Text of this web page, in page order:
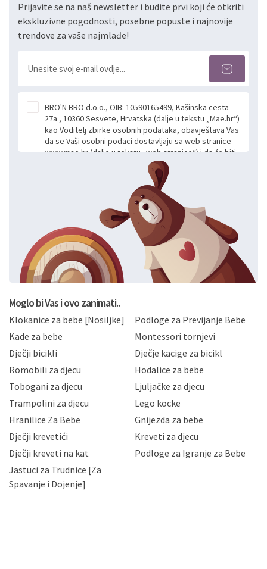
Prijavite se na naš newsletter i budite prvi koji će otkriti
ekskluzivne pogodnosti, posebne popuste i najnovije
trendove za vaše najmlađe!
BRO'N BRO d.o.o., OIB: 10590165499, Kašinska cesta
27a , 10360 Sesvete, Hrvatska (dalje u tekstu „Mae.hr“)
kao Voditelj zbirke osobnih podataka, obavještava Vas
da se Vaši osobni podaci dostavljaju sa web stranice
www.mae.hr (dalje u tekstu „web stranice“) i da će biti
obrađeni. Prihvaćanjem ove Izjave smatra se da
slobodno i izričito dajete privolu za prikupljanje i daljnju
obradu Vaših osobnih podataka koje ustupate Mae.hr
putem ovih web stranica u svrhu odgovora i daljnje
komunikacije na Vaš upit poslan kroz kontakt obrazac.
Radi se o dobrovoljnom davanju podataka te ovu
Izjavu niste dužni prihvatiti odnosno niste dužni unositi
svoje osobne podatke u jednu od prijavnih
formi/obrazaca dostupnih na ovim web stranicama.
BRO'N BRO d.o.o. će s Vašim osobnim podacima
postupati sukladno Općoj uredbi o zaštiti podataka
privatnosti i kolačića koju možete pročitati ovdje i
Hrvatske, a uvijek uz primjenu odgovarajućih tehničkih i
sigurnosnih mjera zaštite osobnih podataka od
neovlaštenog pristupa, zlouporabe, otkrivanja,
gubitka ili uništenja. Mae.hr štiti privatnost svojih
korisnika i posjetitelja web stranica, čuva povjerljivost
Vaših osobnih podataka te omogućava pristup i
priopćavanje osobnih podataka samo onim svojim
zaposlenicima kojima su isti potrebni radi provedbe
slučajevima koji su dozvoljeni zakonima. Napominjemo
da možete u svako doba, u potpunosti ili djelomice,
zatražiti prestanak aktivnosti obrade Vaših osobnih
podataka. Opoziv privole možete podnijeti poštom na
gore navedenu adresu ili e-mailom na adresu:
Moglo bi Vas i ovo zanimati..
Klokanice za bebe [Nosiljke]
Podloge za Previjanje Bebe
Kade za bebe
Montessori tornjevi
Dječji bicikli
Dječje kacige za bicikl
Romobili za djecu
Hodalice za bebe
Tobogani za djecu
Ljuljačke za djecu
Trampolini za djecu
Lego kocke
Hranilice Za Bebe
Gnijezda za bebe
Dječji krevetići
Kreveti za djecu
Dječji kreveti na kat
Podloge za Igranje za Bebe
Jastuci za Trudnice [Za
Spavanje i Dojenje]